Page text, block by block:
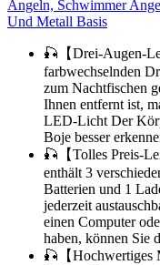
Angeln, Schwimmer
Und Metall Basis
🎣【Drei-Augen-
farbwechselnden
zum Nachtfischen
Ihnen entfernt ist,
LED-Licht Der
Boje besser
🎣【Tolles Preis-
enthält 3
Batterien und 1
jederzeit
einen Computer
haben, können Sie
🎣【Hochwertiges